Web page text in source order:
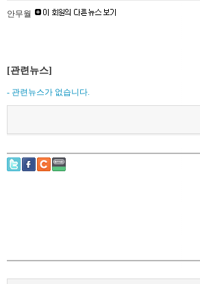
안무월
[관련뉴스]
- 관련뉴스가 없습니다.